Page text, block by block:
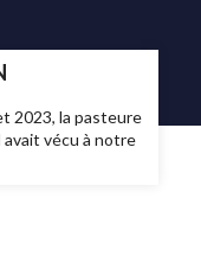
2023, la pasteure
avait vécu à notre